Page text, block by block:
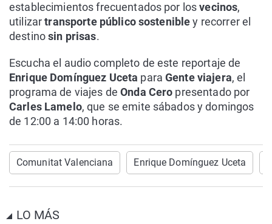
establecimientos frecuentados por losvecinos,
utilizartransporte público sostenibley recorrer el
destinosin prisas.
Escucha el audio completo de este reportaje de
Enrique Domínguez Uceta paraGente viajera, el
programa de viajes deOnda Cero presentado por
Carles Lamelo, que se emite sábados y domingos
de 12:00 a 14:00 horas.
Comunitat Valenciana Enrique Domínguez Uceta
LO MÁS